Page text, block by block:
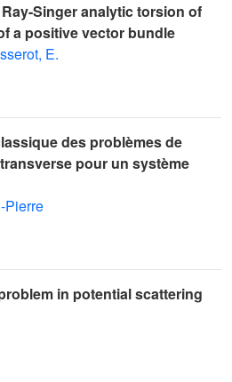
Singer analytic torsion of
a positive vector bundle
E.
des problèmes de
pour un système
Pierre
in potential scattering